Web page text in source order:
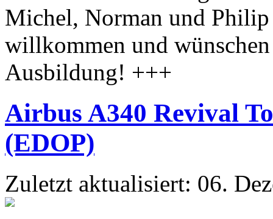
Airbus A340 Revival
(EDOP)
Zuletzt aktualisiert: 06.